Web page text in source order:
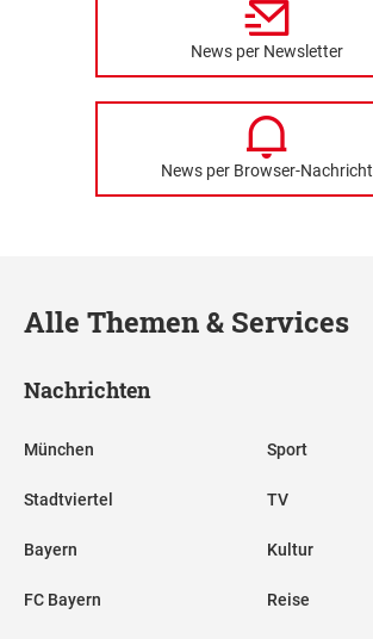
News per Newsletter
News per Browser-Nachricht
Alle Themen & Services
Nachrichten
München
Stadtviertel
Bayern
FC Bayern
Sport
TV
Kultur
Reise